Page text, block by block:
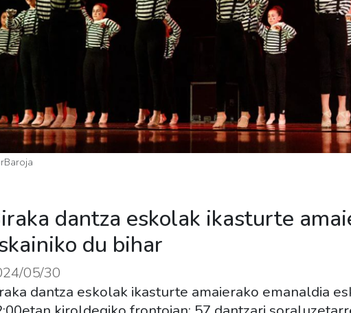
dantza eskolak ikasturte
du bihar
05/30
dantza eskolak ikasturte amaierako emanaldia